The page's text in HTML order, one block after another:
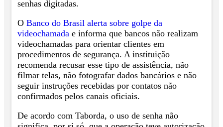
senhas digitadas.
O Banco do Brasil alerta sobre golpe da
videochamada e informa que bancos não realizam
videochamadas para orientar clientes em
procedimentos de segurança. A instituição
recomenda recusar esse tipo de assistência, não
filmar telas, não fotografar dados bancários e não
seguir instruções recebidas por contatos não
confirmados pelos canais oficiais.
De acordo com Taborda, o uso de senha não